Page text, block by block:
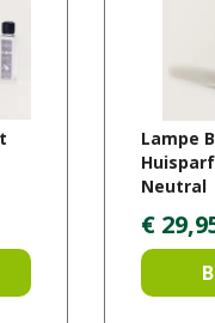
Lampe
Neutral
€ 29,